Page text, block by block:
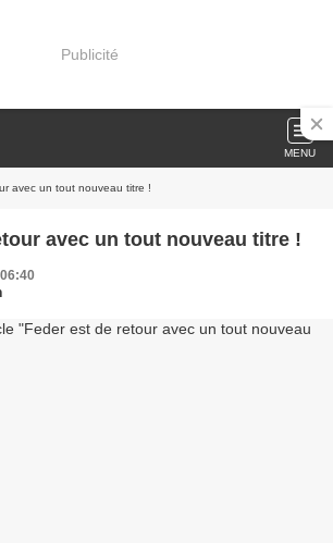
Publicité
MENU
avec un tout nouveau titre !
avec un tout nouveau titre !